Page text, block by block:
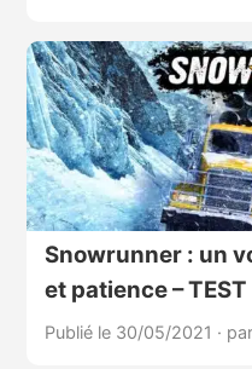
Snowrunner : un
et patience – TEST
Publié le 30/05/2021 ·